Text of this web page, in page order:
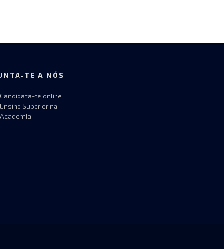
TE A NÓS
Candidata-te online
Ensino Superior na
Academia